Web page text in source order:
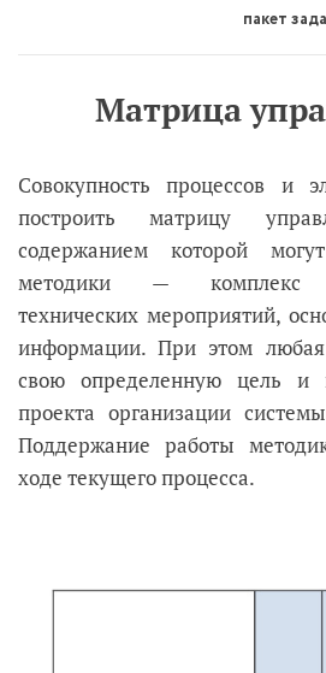
пакет
Матрица
Совокупность процессов и
построить матрицу
содержанием которой
методики — комплекс
технических мероприятий,
информации. При этом
свою определенную цель и
проекта организации
Поддержание работы
ходе текущего процесса.